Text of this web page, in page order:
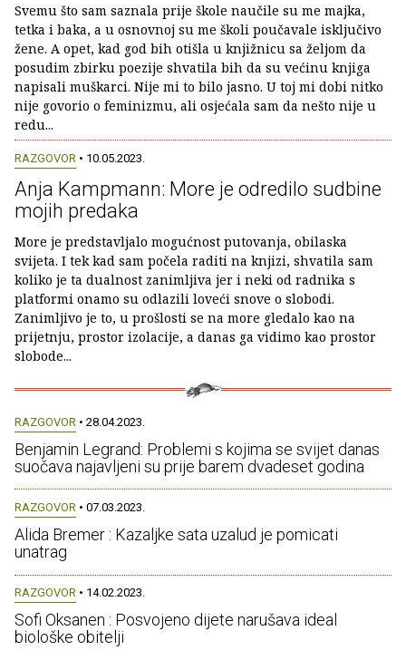
Svemu što sam saznala prije škole naučile su me majka,
tetka i baka, a u osnovnoj su me školi poučavale isključivo
žene. A opet, kad god bih otišla u knjižnicu sa željom da
posudim zbirku poezije shvatila bih da su većinu knjiga
napisali muškarci. Nije mi to bilo jasno. U toj mi dobi nitko
nije govorio o feminizmu, ali osjećala sam da nešto nije u
redu...
RAZGOVOR • 10.05.2023.
Anja Kampmann: More je odredilo sudbine
mojih predaka
More je predstavljalo mogućnost putovanja, obilaska
svijeta. I tek kad sam počela raditi na knjizi, shvatila sam
koliko je ta dualnost zanimljiva jer i neki od radnika s
platformi onamo su odlazili loveći snove o slobodi.
Zanimljivo je to, u prošlosti se na more gledalo kao na
prijetnju, prostor izolacije, a danas ga vidimo kao prostor
slobode...
RAZGOVOR • 28.04.2023.
Benjamin Legrand: Problemi s kojima se svijet danas
suočava najavljeni su prije barem dvadeset godina
RAZGOVOR • 07.03.2023.
Alida Bremer : Kazaljke sata uzalud je pomicati
unatrag
RAZGOVOR • 14.02.2023.
Sofi Oksanen : Posvojeno dijete narušava ideal
biološke obitelji